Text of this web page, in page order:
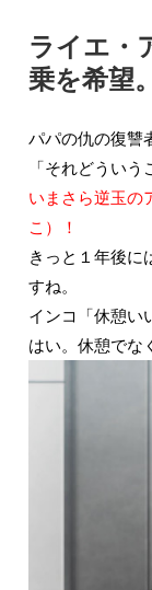
ライエ・
乗を希望。
パパの仇の復讐
「それどういう
いまさら逆玉の
こ）！
きっと１年後に
すね。
インコ「休憩い
はい。休憩でな